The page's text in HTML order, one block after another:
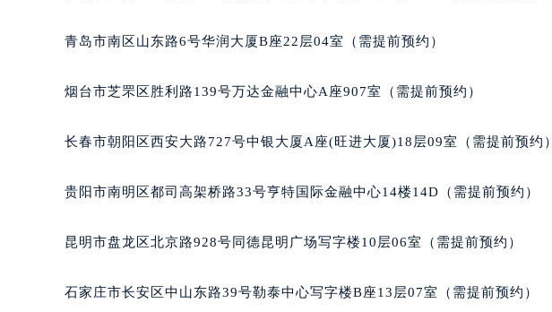
青岛市南区山东路6号华润大厦B座22层04室（需提前预约）
烟台市芝罘区胜利路139号万达金融中心A座907室（需提前预约）
长春市朝阳区西安大路727号中银大厦A座(旺进大厦)18层09室（需提前预约）
贵阳市南明区都司高架桥路33号亨特国际金融中心14楼14D（需提前预约）
昆明市盘龙区北京路928号同德昆明广场写字楼10层06室（需提前预约）
石家庄市长安区中山东路39号勒泰中心写字楼B座13层07室（需提前预约）